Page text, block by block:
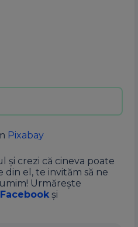
Pixabay
și crezi că cineva poate
din el, te invităm să ne
Urmărește
Facebook și